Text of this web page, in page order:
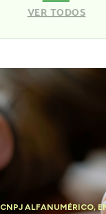
VER TODOS
CNPJ ALFANUMÉRICO,